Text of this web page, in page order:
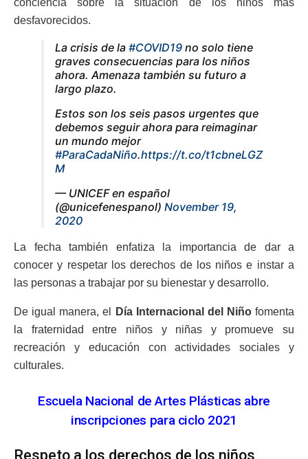
desfavorecidos.
La crisis de la #COVID19 no solo tiene
graves consecuencias para los niños
ahora. Amenaza también su futuro a
largo plazo.
Estos son los seis pasos urgentes que
debemos seguir ahora para reimaginar
un mundo mejor
#ParaCadaNiño.https://t.co/t1cbneLGZ
M
— UNICEF en español
(@unicefenespanol) November 19,
2020
La fecha también enfatiza la importancia de dar a
conocer y respetar los derechos de los niños e instar a
las personas a trabajar por su bienestar y desarrollo.
De igual manera, el Día Internacional del Niñofomenta
la fraternidad entre niños y niñas y promueve su
recreación y educación con actividades sociales y
culturales.
Escuela Nacional de Artes Plásticas abre
inscripciones para ciclo 2021
Respeto a los derechos de los niños